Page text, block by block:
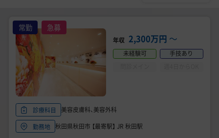
美容医療医師の転職お役立ちコンテンツ
美容クリニック見学・研修情報
美容外科・美容皮膚科の医師転職体験談
美容クリニックインタビュー
美容医療の転職お役立ち記事
常勤 急募
年収 2,300万円 〜
未経験可
手技あり
診療科目
美容皮膚科、美容外科
勤務地 秋田県秋田市 【最寄駅】 JR 秋田駅